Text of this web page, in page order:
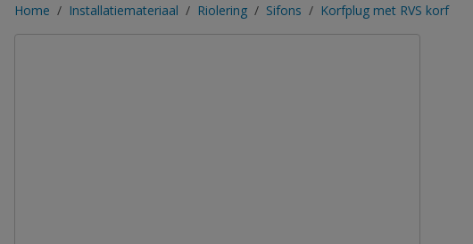
Home / Installatiemateriaal / Riolering / Sifons / Korfplug met RVS korf